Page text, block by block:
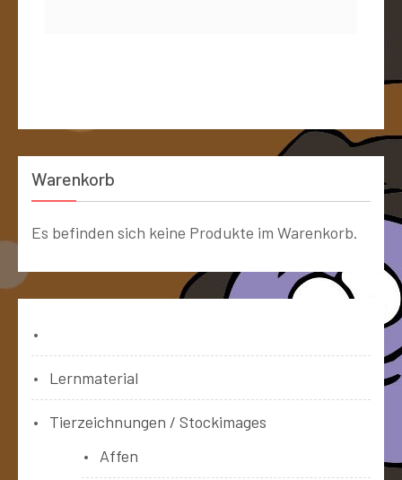
Warenkorb
Es befinden sich keine Produkte im Warenkorb.
Lernmaterial
Tierzeichnungen / Stockimages
Affen